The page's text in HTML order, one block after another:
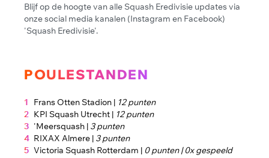
Blijf op de hoogte van alle Squash Eredivisie updates via
onze social media kanalen (Instagram en Facebook)
'Squash Eredivisie'.
POULESTANDEN
Frans Otten Stadion | 12 punten
KPI Squash Utrecht | 12 punten
'Meersquash | 3 punten
RIXAX Almere | 3 punten
Victoria Squash Rotterdam | 0 punten | 0x gespeeld